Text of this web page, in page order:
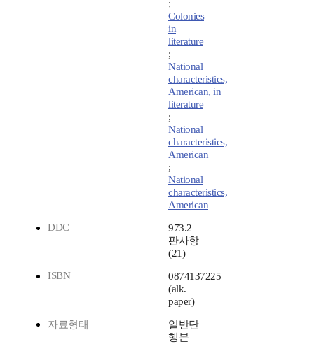
;
Colonies
in
literature
;
National
characteristics,
American, in
literature
;
National
characteristics,
American
;
National
characteristics,
American
DDC
973.2
판사항
(21)
ISBN
0874137225
(alk.
paper)
자료형태
일반단
행본